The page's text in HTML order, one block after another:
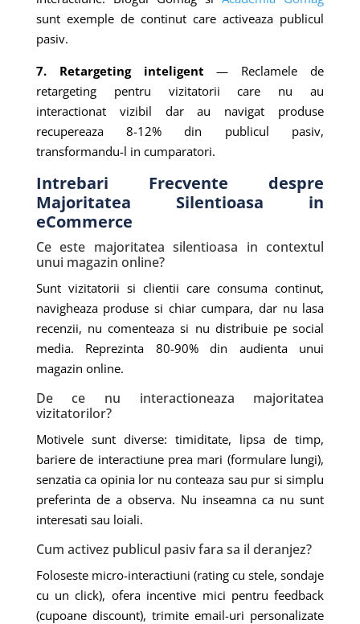
sunt exemple de continut care activeaza publicul
pasiv.
7. Retargeting inteligent — Reclamele de
retargeting pentru vizitatorii care nu au
interactionat vizibil dar au navigat produse
recupereaza 8-12% din publicul pasiv,
transformandu-l in cumparatori.
Intrebari Frecvente despre
Majoritatea Silentioasa in
eCommerce
Ce este majoritatea silentioasa in contextul
unui magazin online?
Sunt vizitatorii si clientii care consuma continut,
navigheaza produse si chiar cumpara, dar nu lasa
recenzii, nu comenteaza si nu distribuie pe social
media. Reprezinta 80-90% din audienta unui
magazin online.
De ce nu interactioneaza majoritatea
vizitatorilor?
Motivele sunt diverse: timiditate, lipsa de timp,
bariere de interactiune prea mari (formulare lungi),
senzatia ca opinia lor nu conteaza sau pur si simplu
preferinta de a observa. Nu inseamna ca nu sunt
interesati sau loiali.
Cum activez publicul pasiv fara sa il deranjez?
Foloseste micro-interactiuni (rating cu stele, sondaje
cu un click), ofera incentive mici pentru feedback
(cupoane discount), trimite email-uri personalizate